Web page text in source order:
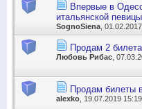
Впервые в
итальянской
SognoSiena ,
Продам 2
Любовь Рибас ,
Продам билеты
alexko , 19.07.2019 15:19